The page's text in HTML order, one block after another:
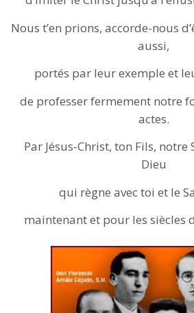
Nous t’en prions, accorde-nous
aussi,
portés par leur exemple et
de professer fermement notre
actes.
Par Jésus-Christ, ton Fils, notre
Dieu
qui règne avec toi et le
maintenant et pour les siècles